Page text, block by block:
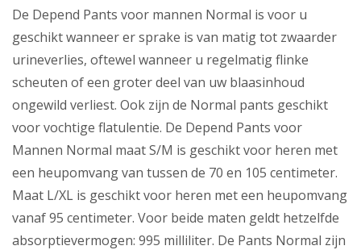
De Depend Pants voor mannen Normal is voor u
geschikt wanneer er sprake is van matig tot zwaarder
urineverlies, oftewel wanneer u regelmatig flinke
scheuten of een groter deel van uw blaasinhoud
ongewild verliest. Ook zijn de Normal pants geschikt
voor vochtige flatulentie. De Depend Pants voor
Mannen Normal maat S/M is geschikt voor heren met
een heupomvang van tussen de 70 en 105 centimeter.
Maat L/XL is geschikt voor heren met een heupomvang
vanaf 95 centimeter. Voor beide maten geldt hetzelfde
absorptievermogen: 995 milliliter. De Pants Normal zijn